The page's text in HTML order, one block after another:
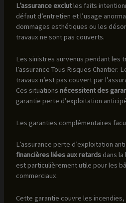
L’assurance exclutles faits
défaut d’entretien et l’usage
dommages esthétiques ou les
travaux ne sont pas couverts.
Les sinistres survenus pendant les
l’assurance Tous Risques Chantier.
travaux n’est pas couvert par
Ces situations nécessitent des
garantie perte d’exploitation
Les garanties complémentaires
L’assurance perte d’exploitation
financières liées aux retardsdans la
est particulièrement utile pour les
commerciaux.
Cette garantie couvre les